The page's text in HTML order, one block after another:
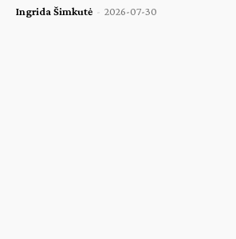
Ingrida Šimkutė - 2026-07-30